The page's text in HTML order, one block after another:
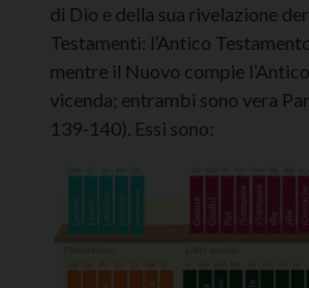
di Dio e della sua rivelazione
Testamenti: l’Antico
mentre il Nuovo compie
vicenda; entrambi sono vera
139-140). Essi sono: